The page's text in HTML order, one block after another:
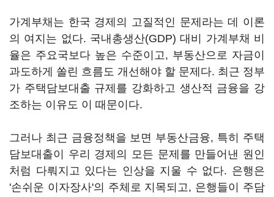
가계부채는 한국 경제의 고질적인 문제라는 데 이론
의 여지는 없다. 국내총생산(GDP) 대비 가계부채 비
율은 주요국보다 높은 수준이고, 부동산으로 자금이
과도하게 쏠린 흐름도 개선해야 할 문제다. 최근 정부
가 주택담보대출 규제를 강화하고 생산적 금융을 강
조하는 이유도 이 때문이다.
그러나 최근 금융정책을 보면 부동산금융, 특히 주택
담보대출이 우리 경제의 모든 문제를 만들어낸 원인
처럼 다뤄지고 있다는 인상을 지울 수 없다. 은행은
'손쉬운 이자장사'의 주체로 지목되고, 은행들이 주담